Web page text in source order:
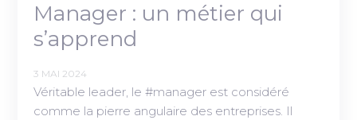
Manager : un métier qui
s’apprend
3 MAI 2024
Véritable leader, le #manager est considéré
comme la pierre angulaire des entreprises. Il